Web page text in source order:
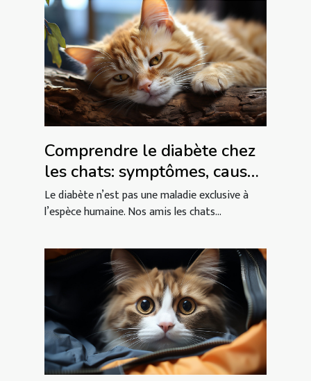
Comprendre le diabète chez
les chats: symptômes, causes
et gestion de l'alimentation
Le diabète n’est pas une maladie exclusive à
l’espèce humaine. Nos amis les chats...